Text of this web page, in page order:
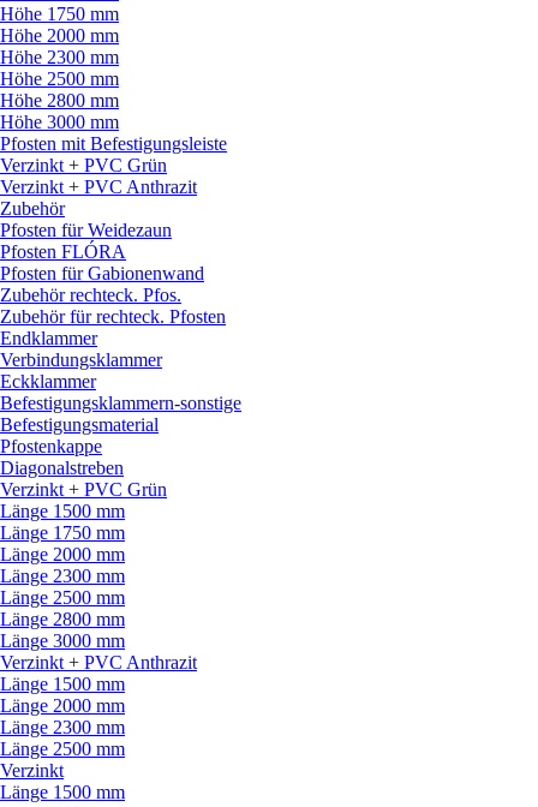
Höhe 1750 mm
Höhe 2000 mm
Höhe 2300 mm
Höhe 2500 mm
Höhe 2800 mm
Höhe 3000 mm
Pfosten mit Befestigungsleiste
Verzinkt + PVC Grün
Verzinkt + PVC Anthrazit
Zubehör
Pfosten für Weidezaun
Pfosten FLÓRA
Pfosten für Gabionenwand
Zubehör rechteck. Pfos.
Zubehör für rechteck. Pfosten
Endklammer
Verbindungsklammer
Eckklammer
Befestigungsklammern-sonstige
Befestigungsmaterial
Pfostenkappe
Diagonalstreben
Verzinkt + PVC Grün
Länge 1500 mm
Länge 1750 mm
Länge 2000 mm
Länge 2300 mm
Länge 2500 mm
Länge 2800 mm
Länge 3000 mm
Verzinkt + PVC Anthrazit
Länge 1500 mm
Länge 2000 mm
Länge 2300 mm
Länge 2500 mm
Verzinkt
Länge 1500 mm